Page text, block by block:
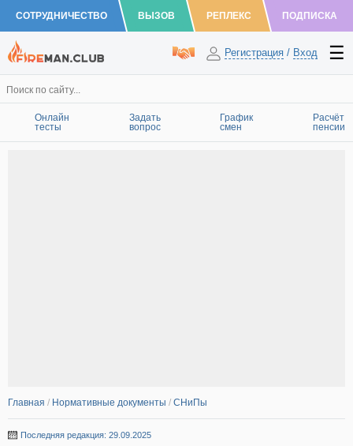
СОТРУДНИЧЕСТВО ВЫЗОВ РЕПЛЕКС ПОДПИСКА
Регистрация / Вход
Онлайн
тесты
Задать
вопрос
График
смен
Расчёт
пенсии
Главная / Нормативные документы / СНиПы
Последняя редакция: 29.09.2025